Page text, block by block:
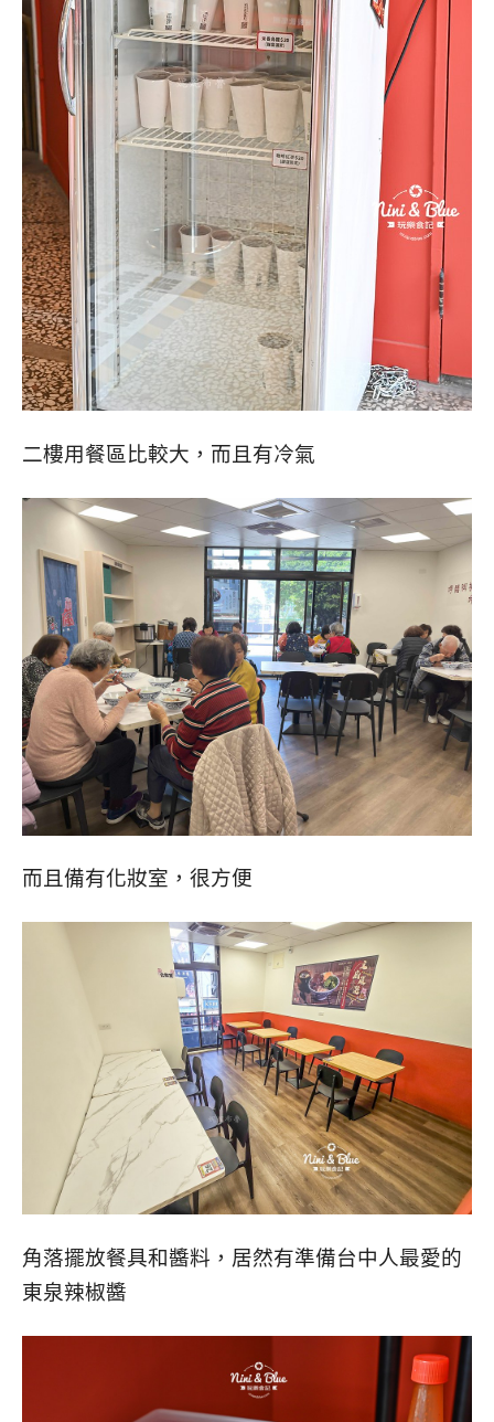
二樓用餐區比較大，而且有冷氣
而且備有化妝室，很方便
角落擺放餐具和醬料，居然有準備台中人最愛的
東泉辣椒醬